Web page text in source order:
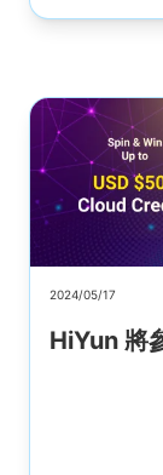
2024/05/17
HiYun 將